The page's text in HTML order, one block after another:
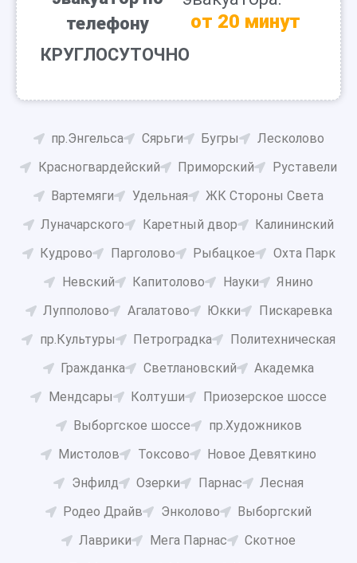
телефону
КРУГЛОСУТОЧНО
от 20 минут
пр.Энгельса Сярьги Бугры
Лесколово
Красногвардейский
Приморский
Руставели
Вартемяги
Удельная
ЖК Стороны Света
Луначарского
Каретный двор
Калининский
Кудрово
Парголово Рыбацкое
Охта Парк
Невский
Капитолово Науки
Янино
Лупполово
Агалатово Юкки
Пискаревка
пр.Культуры
Петроградка
Политехническая
Гражданка
Светлановский
Академка
Мендсары
Колтуши
Приозерское шоссе
Выборгское шоссе
пр.Художников
Мистолов
Токсово
Новое Девяткино
Энфилд
Озерки Парнас
Лесная
Родео Драйв
Энколово
Выборгский
Лаврики
Мега Парнас
Скотное